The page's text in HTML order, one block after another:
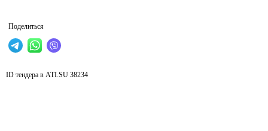
Поделиться
ID тендера в ATI.SU 38234